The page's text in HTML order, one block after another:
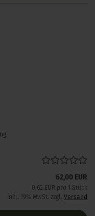
62,00 EUR
0,62 EUR pro 1 Stück
inkl. 19% MwSt. zzgl. Versand